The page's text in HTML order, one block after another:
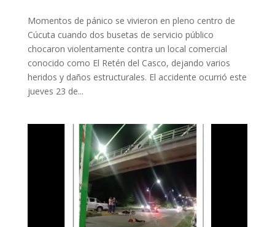
Momentos de pánico se vivieron en pleno centro de
Cúcuta cuando dos busetas de servicio público
chocaron violentamente contra un local comercial
conocido como El Retén del Casco, dejando varios
heridos y daños estructurales. El accidente ocurrió este
jueves 23 de...